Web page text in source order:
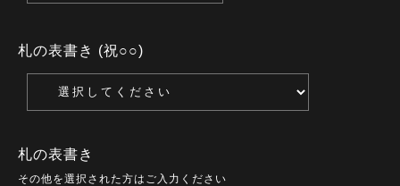
札の表書き (祝○○)
札の表書き
その他を選択された方はご入力ください